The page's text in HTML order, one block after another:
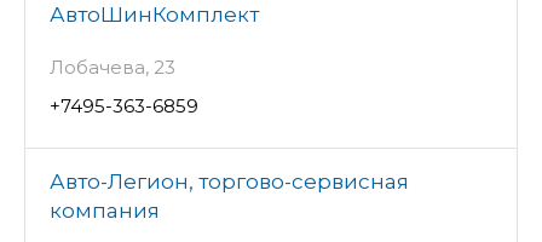
АвтоШинКомплект
Лобачева, 23
+7495-363-6859
Авто-Легион, торгово-сервисная
компания